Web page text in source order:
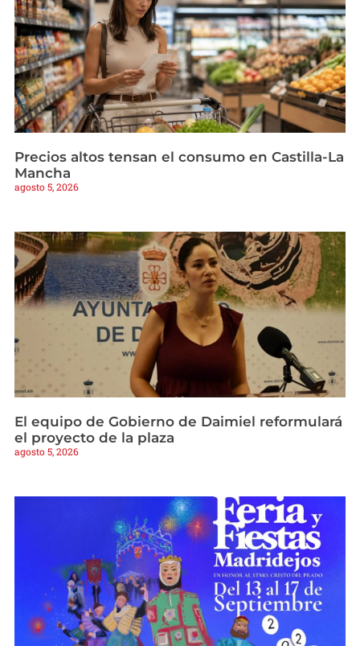
Precios altos tensan el consumo en Castilla-La
Mancha
agosto 5, 2026
El equipo de Gobierno de Daimiel reformulará
el proyecto de la plaza
agosto 5, 2026